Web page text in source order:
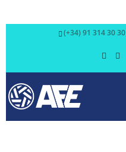
(+34) 91 314 30 30